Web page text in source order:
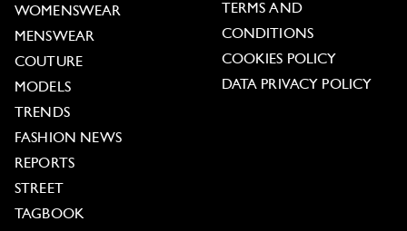
WOMENSWEAR
MENSWEAR
COUTURE
MODELS
TRENDS
FASHION NEWS
REPORTS
STREET
TAGBOOK
TERMS AND
CONDITIONS
COOKIES POLICY
DATA PRIVACY POLICY